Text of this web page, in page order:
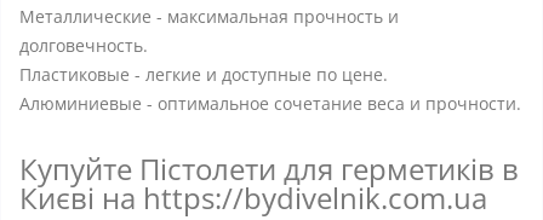
Металлические - максимальная прочность и
долговечность.
Пластиковые - легкие и доступные по цене.
Алюминиевые - оптимальное сочетание веса и прочности.
Купуйте Пістолети для герметиків в
Києві на https://bydivelnik.com.ua